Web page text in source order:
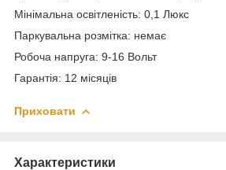
Мінімальна освітленість: 0,1 Люкс
Паркувальна розмітка: немає
Робоча напруга: 9-16 Вольт
Гарантія: 12 місяців
Приховати
Характеристики